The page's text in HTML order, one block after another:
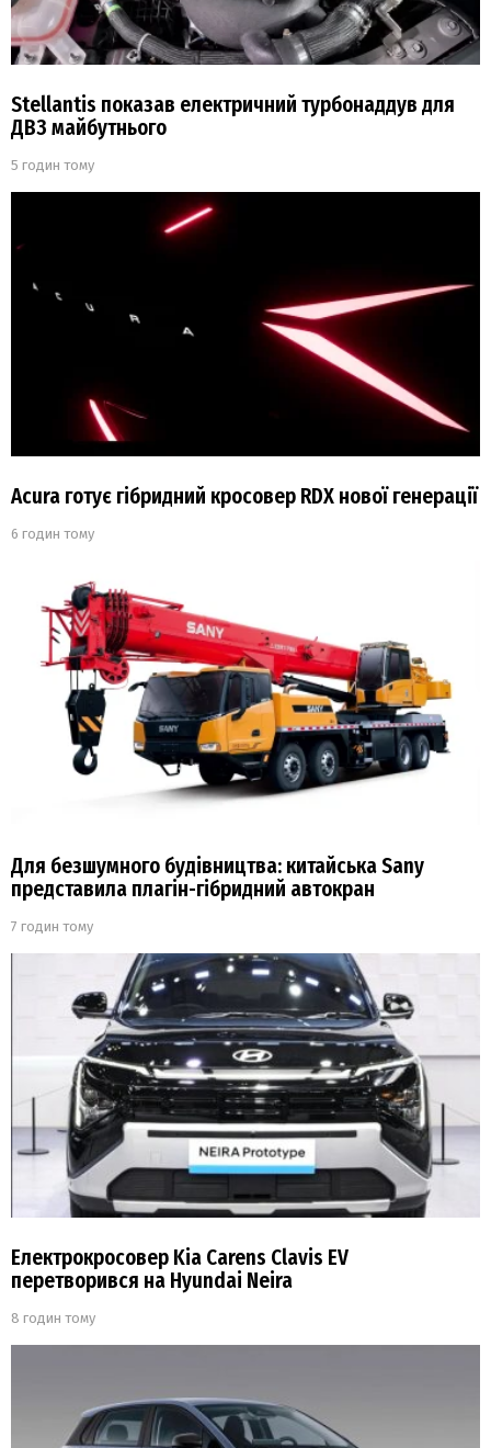
Stellantis показав електричний турбонаддув для
ДВЗ майбутнього
5 годин тому
Acura готує гібридний кросовер RDX нової генерації
6 годин тому
Для безшумного будівництва: китайська Sany
представила плагін-гібридний автокран
7 годин тому
Електрокросовер Kia Carens Clavis EV
перетворився на Hyundai Neira
8 годин тому